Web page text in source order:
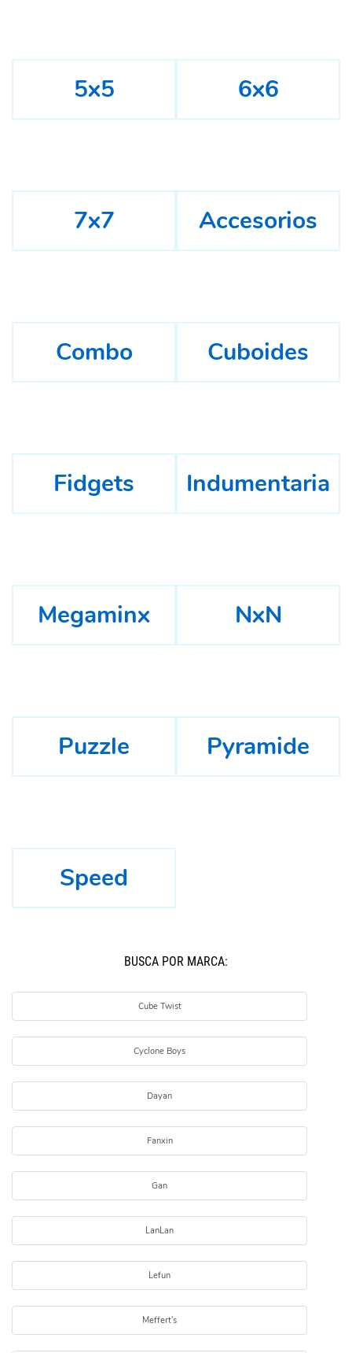
5x5 6x6
7x7 Accesorios
Combo Cuboides
Fidgets Indumentaria
Megaminx NxN
Puzzle Pyramide
Speed
BUSCÁ POR MARCA:
Cube Twist
Cyclone Boys
Dayan
Fanxin
Gan
LanLan
Lefun
Meffert's